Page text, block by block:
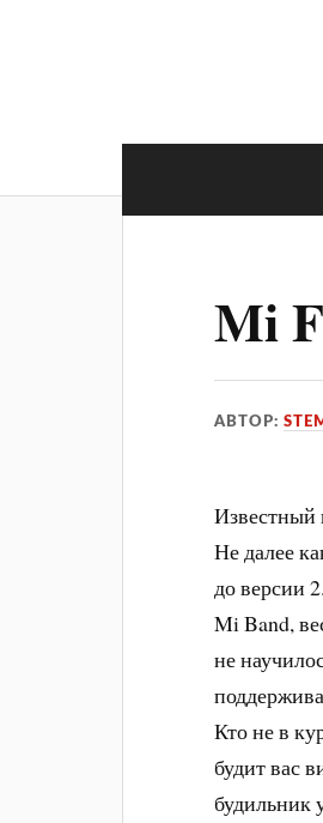
Mi
АВТОР:
Известный
Не далее
до версии
Mi Band,
не
Кто не в
будит вас
будильник